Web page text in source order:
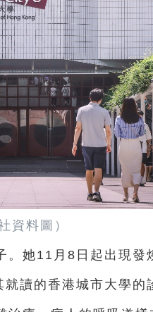
資料圖）
。她11月8日起出現發
讀的香港城市大學的